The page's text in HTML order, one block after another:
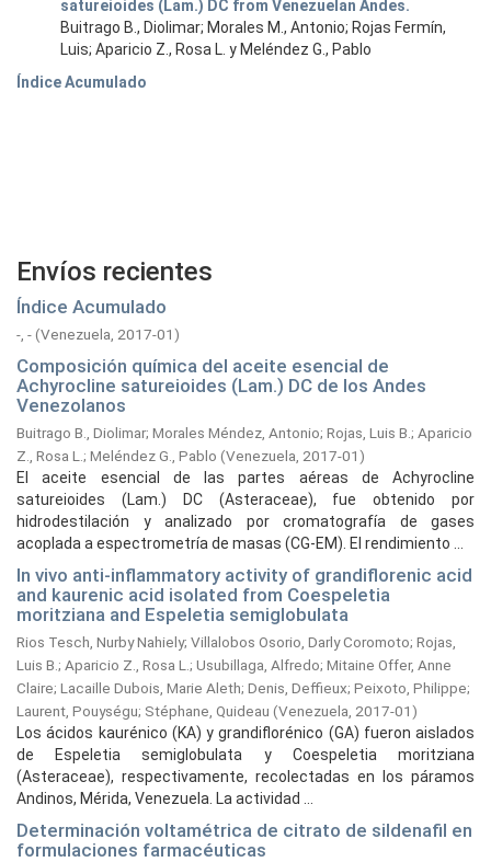
satureioides (Lam.) DC from Venezuelan Andes.
Buitrago B., Diolimar; Morales M., Antonio; Rojas Fermín,
Luis; Aparicio Z., Rosa L. y Meléndez G., Pablo
Índice Acumulado
Envíos recientes
Índice Acumulado
-, -(Venezuela, 2017-01)
Composición química del aceite esencial de
Achyrocline satureioides (Lam.) DC de los Andes
Venezolanos
Buitrago B., Diolimar; Morales Méndez, Antonio; Rojas, Luis B. ; Aparicio
Z., Rosa L. ; Meléndez G., Pablo (Venezuela, 2017-01)
El aceite esencial de las partes aéreas de Achyrocline
satureioides (Lam.) DC (Asteraceae), fue obtenido por
hidrodestilación y analizado por cromatografía de gases
acoplada a espectrometría de masas (CG-EM). El rendimiento ...
In vivo anti-inflammatory activity of grandiflorenic acid
and kaurenic acid isolated from Coespeletia
moritziana and Espeletia semiglobulata
Rios Tesch, Nurby Nahiely; Villalobos Osorio, Darly Coromoto; Rojas,
Luis B. ; Aparicio Z., Rosa L. ; Usubillaga, Alfredo; Mitaine Offer, Anne
Claire; Lacaille Dubois, Marie Aleth; Denis, Deffieux; Peixoto, Philippe;
Laurent, Pouységu; Stéphane, Quideau (Venezuela, 2017-01)
Los ácidos kaurénico (KA) y grandiflorénico (GA) fueron aislados
de Espeletia semiglobulata y Coespeletia moritziana
(Asteraceae), respectivamente, recolectadas en los páramos
Andinos, Mérida, Venezuela. La actividad ...
Determinación voltamétrica de citrato de sildenafil en
formulaciones farmacéuticas